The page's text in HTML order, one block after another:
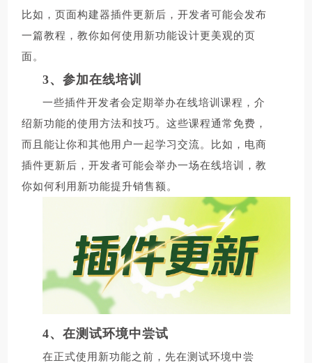
比如，页面构建器插件更新后，开发者可能会发布
一篇教程，教你如何使用新功能设计更美观的页
面。
3、参加在线培训
一些插件开发者会定期举办在线培训课程，介
绍新功能的使用方法和技巧。这些课程通常免费，
而且能让你和其他用户一起学习交流。比如，电商
插件更新后，开发者可能会举办一场在线培训，教
你如何利用新功能提升销售额。
4、在测试环境中尝试
在正式使用新功能之前，先在测试环境中尝